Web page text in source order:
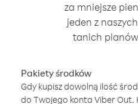
za mniejsze
jeden z
tanich
Pakiety środków
Gdy kupisz dowolną ilość
do Twojego konta Viber Out.